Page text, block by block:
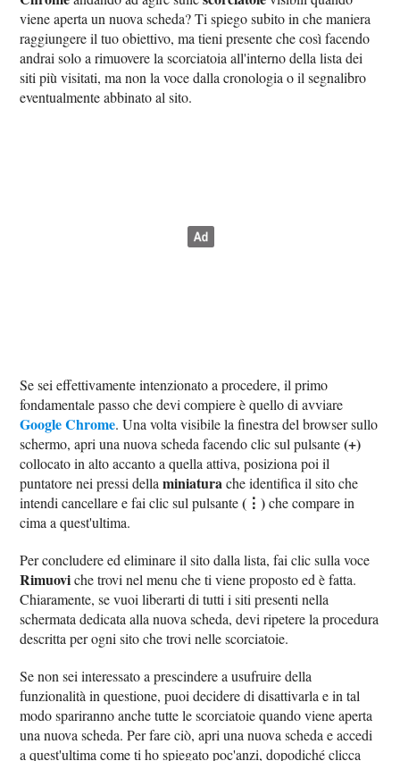
viene aperta un nuova scheda? Ti spiego subito in che maniera
raggiungere il tuo obiettivo, ma tieni presente che così facendo
andrai solo a rimuovere la scorciatoia all'interno della lista dei
siti più visitati, ma non la voce dalla cronologia o il segnalibro
eventualmente abbinato al sito.
Se sei effettivamente intenzionato a procedere, il primo
fondamentale passo che devi compiere è quello di avviare
Google Chrome. Una volta visibile la finestra del browser sullo
schermo, apri una nuova scheda facendo clic sul pulsante(+)
collocato in alto accanto a quella attiva, posiziona poi il
puntatore nei pressi dellaminiaturache identifica il sito che
intendi cancellare e fai clic sul pulsante(⋮)che compare in
cima a quest'ultima.
Per concludere ed eliminare il sito dalla lista, fai clic sulla voce
Rimuoviche trovi nel menu che ti viene proposto ed è fatta.
Chiaramente, se vuoi liberarti di tutti i siti presenti nella
schermata dedicata alla nuova scheda, devi ripetere la procedura
descritta per ogni sito che trovi nelle scorciatoie.
Se non sei interessato a prescindere a usufruire della
funzionalità in questione, puoi decidere di disattivarla e in tal
modo spariranno anche tutte le scorciatoie quando viene aperta
una nuova scheda. Per fare ciò, apri una nuova scheda e accedi
a quest'ultima come ti ho spiegato poc'anzi, dopodiché clicca